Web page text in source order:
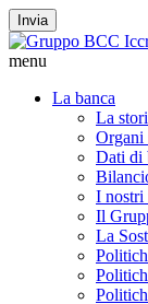
Invia
menu
La banca
La
Organi
Dati di
I nostri
Il
La